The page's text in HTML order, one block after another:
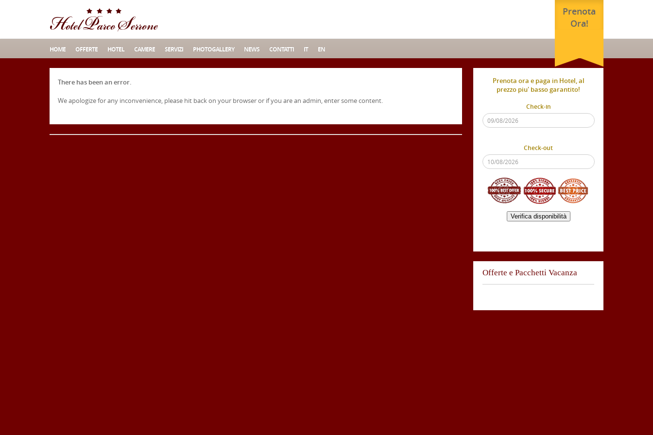
Prenota
Ora!
HOME OFFERTE HOTEL CAMERE SERVIZI PHOTOGALLERY NEWS CONTATTI IT EN
There has been an error.
We apologize for any inconvenience, please hit back on your browser or if you are an admin, enter some content.
Prenota ora e paga in Hotel, al
prezzo piu' basso garantito!
Check-in
Check-out
Verifica disponibilità
Offerte e Pacchetti Vacanza